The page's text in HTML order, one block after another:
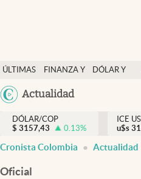
ÚLTIMAS
NOTICIAS
FINANZA Y
DÓLAR Y
Actualidad
Salud y nutrición
Vida espiritual
Actualidad
DÓLAR/COP
$ 3157,43 0.13%
ICE
u$s
Cronista Colombia Actualidad
Oficial